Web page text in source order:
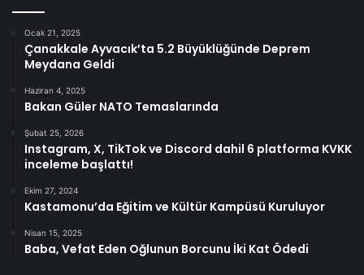
Ocak 21, 2025
Çanakkale Ayvacık’ta 5.2 Büyüklüğünde Deprem
Meydana Geldi
Haziran 4, 2025
Bakan Güler NATO Temaslarında
Şubat 25, 2026
Instagram, X, TikTok ve Discord dahil 6 platforma KVKK
inceleme başlattı!
Ekim 27, 2024
Kastamonu’da Eğitim ve Kültür Kampüsü Kuruluyor
Nisan 15, 2025
Baba, Vefat Eden Oğlunun Borcunu İki Kat Ödedi